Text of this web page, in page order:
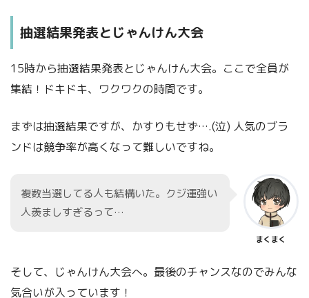
抽選結果発表とじゃんけん大会
15時から抽選結果発表とじゃんけん大会。ここで全員が
集結！ドキドキ、ワクワクの時間です。
まずは抽選結果ですが、かすりもせず….(泣) 人気のブラ
ンドは競争率が高くなって難しいですね。
複数当選してる人も結構いた。クジ運強い
人羨ましすぎるって…
まくまく
そして、じゃんけん大会へ。最後のチャンスなのでみんな
気合いが入っています！